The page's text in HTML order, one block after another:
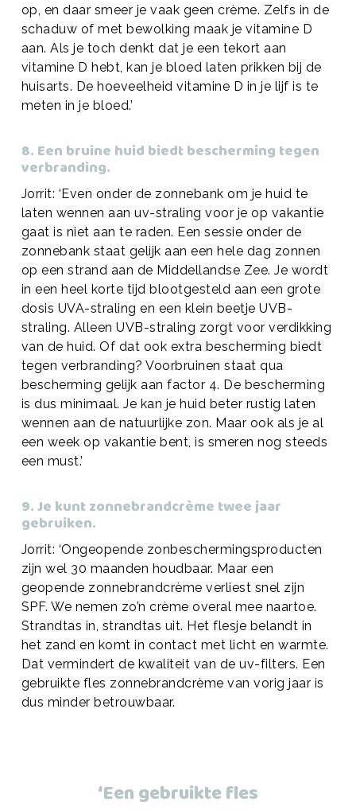
op, en daar smeer je vaak geen crème. Zelfs in de
schaduw of met bewolking maak je vitamine D
aan. Als je toch denkt dat je een tekort aan
vitamine D hebt, kan je bloed laten prikken bij de
huisarts. De hoeveelheid vitamine D in je lijf is te
meten in je bloed.’
8. Een bruine huid biedt bescherming tegen
verbranding.
Jorrit: ‘Even onder de zonnebank om je huid te
laten wennen aan uv-straling voor je op vakantie
gaat is niet aan te raden. Een sessie onder de
zonnebank staat gelijk aan een hele dag zonnen
op een strand aan de Middellandse Zee. Je wordt
in een heel korte tijd blootgesteld aan een grote
dosis UVA-straling en een klein beetje UVB-
straling. Alleen UVB-straling zorgt voor verdikking
van de huid. Of dat ook extra bescherming biedt
tegen verbranding? Voorbruinen staat qua
bescherming gelijk aan factor 4. De bescherming
is dus minimaal. Je kan je huid beter rustig laten
wennen aan de natuurlijke zon. Maar ook als je al
een week op vakantie bent, is smeren nog steeds
een must.’
9. Je kunt zonnebrandcrème twee jaar
gebruiken.
Jorrit: ‘Ongeopende zonbeschermingsproducten
zijn wel 30 maanden houdbaar. Maar een
geopende zonnebrandcrème verliest snel zijn
SPF. We nemen zo’n crème overal mee naartoe.
Strandtas in, strandtas uit. Het flesje belandt in
het zand en komt in contact met licht en warmte.
Dat vermindert de kwaliteit van de uv-filters. Een
gebruikte fles zonnebrandcrème van vorig jaar is
dus minder betrouwbaar.
‘Een gebruikte fles